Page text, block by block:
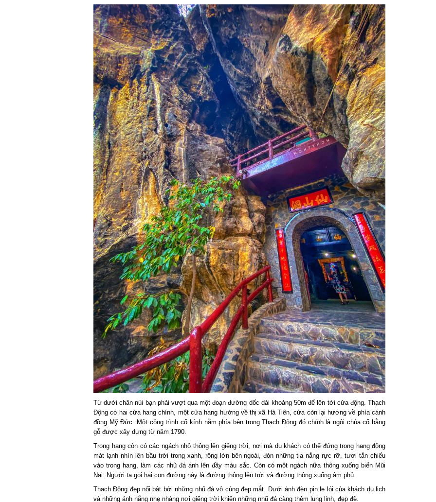
Từ dưới chân núi bạn phải vượt qua một đoạn đường dốc dài khoảng 50m để lên tới cửa động. Thạch
Động có hai cửa hang chính, một cửa hang hướng về thị xã Hà Tiên, cửa còn lại hướng về phía cánh
đồng Mỹ Đức. Một công trình cổ kính nằm phía bên trong Thạch Động đó chính là ngôi chùa cổ bằng
gỗ được xây dựng từ năm 1790.
Trong hang còn có các ngách nhỏ thông lên giếng trời, nơi mà du khách có thể đứng trong hang động
mát lạnh nhìn lên bầu trời trong xanh, rộng lớn bên ngoài, đón những tia nắng rực rỡ, tươi tắn chiếu
vào trong hang, làm các nhũ đá ánh lên đầy màu sắc. Còn có một ngách nữa thông xuống biển Mũi
Nai. Người ta gọi hai con đường này là đường thông lên trời và đường thông xuống âm phủ.
Thạch Động đẹp nổi bật bởi những nhũ đá vô cùng đẹp mắt. Dưới ánh đèn pin le lói của khách du lịch
và những ánh nắng nhẹ nhàng nơi giếng trời khiến những nhũ đá càng thêm lung linh, đẹp đẽ.